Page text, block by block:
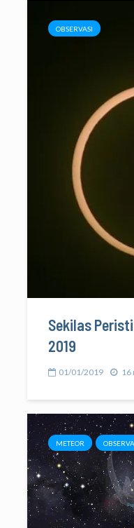
OBSERVASI
Sekilas
2019
01/01/2019 16
METEOR